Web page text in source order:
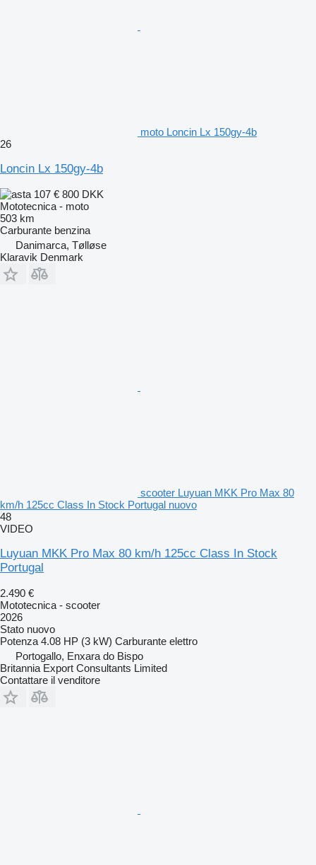
moto Loncin Lx 150gy-4b
26
Loncin Lx 150gy-4b
107 € 800 DKK
Mototecnica - moto
503 km
Carburante benzina
Danimarca, Tølløse
Klaravik Denmark
scooter Luyuan MKK Pro Max 80
km/h 125cc Class In Stock Portugal nuovo
48
VIDEO
Luyuan MKK Pro Max 80 km/h 125cc Class In Stock
Portugal
2.490 €
Mototecnica - scooter
2026
Stato nuovo
Potenza 4.08 HP (3 kW) Carburante elettro
Portogallo, Enxara do Bispo
Britannia Export Consultants Limited
Contattare il venditore